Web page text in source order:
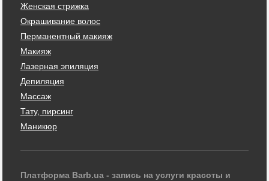
Женская стрижка
Окрашивание волос
Перманентный макияж
Макияж
Лазерная эпиляция
Депиляция
Массаж
Тату, пирсинг
Маникюр
Платформа Barb.ua - запись на услуги красоты и